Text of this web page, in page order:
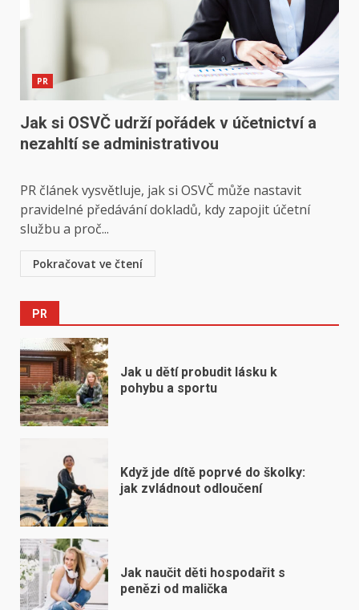
PR
Jak si OSVČ udrží pořádek v účetnictví a
nezahltí se administrativou
PR článek vysvětluje, jak si OSVČ může nastavit
pravidelné předávání dokladů, kdy zapojit účetní
službu a proč...
Pokračovat ve čtení
PR
Jak u dětí probudit lásku k
pohybu a sportu
Když jde dítě poprvé do školky:
jak zvládnout odloučení
Jak naučit děti hospodařit s
penězi od malička